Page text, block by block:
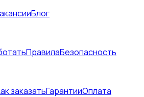
Блог
ПравилаБезопасность
заказатьГарантииОплата